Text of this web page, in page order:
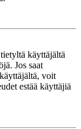
käyttäjältä
Jos saat
voit
estää käyttäjiä